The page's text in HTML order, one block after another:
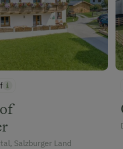
Salzburger Land